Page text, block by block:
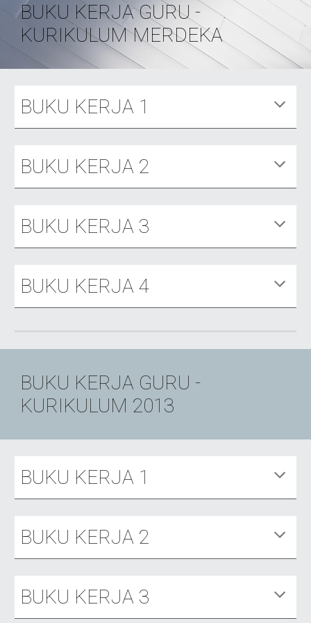
BUKU KERJA GURU -
KURIKULUM MERDEKA
BUKU KERJA 1
BUKU KERJA 2
BUKU KERJA 3
BUKU KERJA4
BUKU KERJA GURU -
KURIKULUM 2013
BUKU KERJA 1
BUKU KERJA 2
BUKU KERJA 3